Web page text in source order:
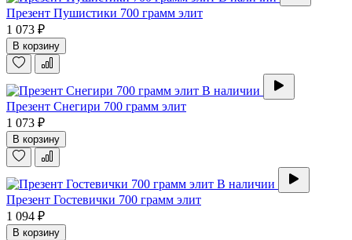
Презент Пушистики 700 грамм элит
1 073 ₽
В корзину
В наличии
Презент Снегири 700 грамм элит
1 073 ₽
В корзину
В наличии
Презент Гостевички 700 грамм элит
1 094 ₽
В корзину